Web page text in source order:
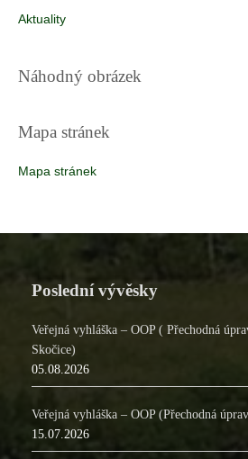
Aktuality
Náhodný obrázek
Mapa stránek
Mapa stránek
Poslední vývěsky
Veřejná vyhláška – OOP ( Přechodná
Skočice)
05.08.2026
Veřejná vyhláška – OOP (Přechodná
15.07.2026